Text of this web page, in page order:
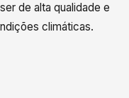
de alta qualidade e
climáticas.